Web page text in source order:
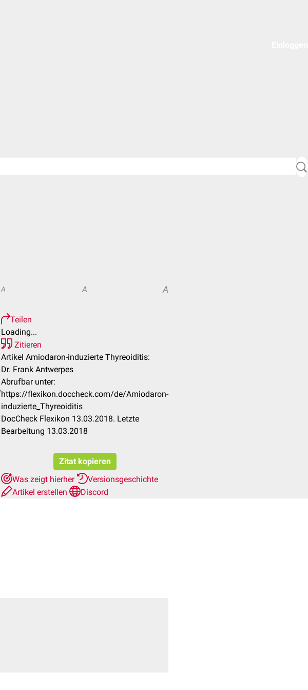
A A A
Teilen
Loading...
Zitieren
Artikel Amiodaron-induzierte Thyreoiditis:
Dr. Frank Antwerpes
Abrufbar unter:
https://flexikon.doccheck.com/de/Amiodaron-
induzierte_Thyreoiditis
DocCheck Flexikon 13.03.2018. Letzte
Bearbeitung 13.03.2018
Zitat kopieren
Was zeigt hierher
Versionsgeschichte
Artikel erstellen
Discord